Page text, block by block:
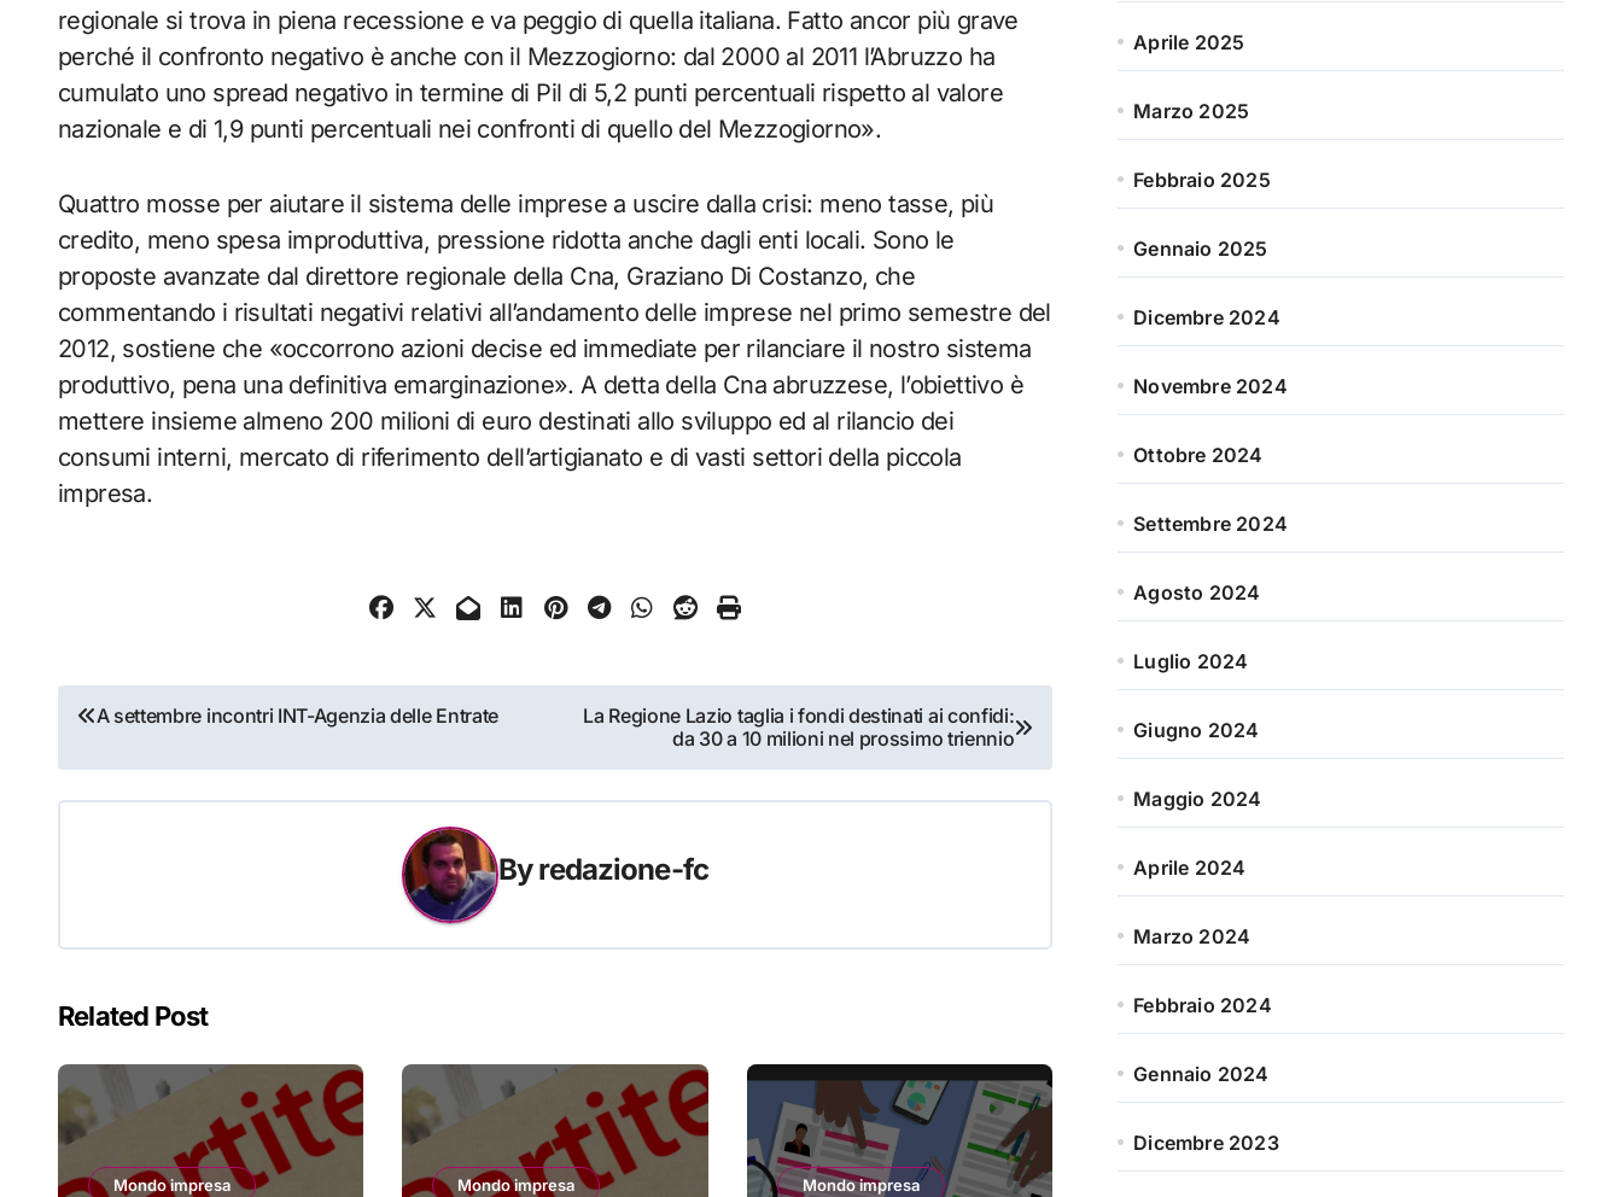
regionale si trova in piena recessione e va peggio di quella italiana. Fatto ancor più grave
perché il confronto negativo è anche con il Mezzogiorno: dal 2000 al 2011 l’Abruzzo ha
cumulato uno spread negativo in termine di Pil di 5,2 punti percentuali rispetto al valore
nazionale e di 1,9 punti percentuali nei confronti di quello del Mezzogiorno».
Quattro mosse per aiutare il sistema delle imprese a uscire dalla crisi: meno tasse, più
credito, meno spesa improduttiva, pressione ridotta anche dagli enti locali. Sono le
proposte avanzate dal direttore regionale della Cna, Graziano Di Costanzo, che
commentando i risultati negativi relativi all’andamento delle imprese nel primo semestre del
2012, sostiene che «occorrono azioni decise ed immediate per rilanciare il nostro sistema
produttivo, pena una definitiva emarginazione». A detta della Cna abruzzese, l’obiettivo è
mettere insieme almeno 200 milioni di euro destinati allo sviluppo ed al rilancio dei
consumi interni, mercato di riferimento dell’artigianato e di vasti settori della piccola
impresa.
Navigazione
articoli
A settembre incontri INT-Agenzia delle Entrate
La Regione Lazio taglia i fondi destinati ai confidi:
da 30 a 10 milioni nel prossimo triennio
Byredazione-fc
Related Post
Mondo impresa Mondo impresa Mondo impresa
Aprile 2025
Marzo 2025
Febbraio 2025
Gennaio 2025
Dicembre 2024
Novembre 2024
Ottobre 2024
Settembre 2024
Agosto 2024
Luglio 2024
Giugno 2024
Maggio 2024
Aprile 2024
Marzo 2024
Febbraio 2024
Gennaio 2024
Dicembre 2023